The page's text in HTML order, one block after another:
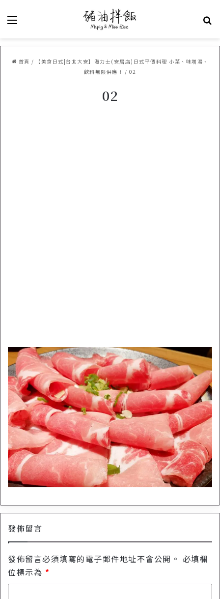
首頁 /
【美食日式|台北大安】海力士(安居店)日式平價料理 小菜、味增湯、
飲料無限供應！ / 02
02
發佈留言
發佈留言必須填寫的電子郵件地址不會公開。 必填欄
位標示為 *